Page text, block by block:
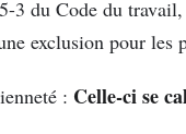
3 du Code du
exclusion pour les
: Celle-ci se